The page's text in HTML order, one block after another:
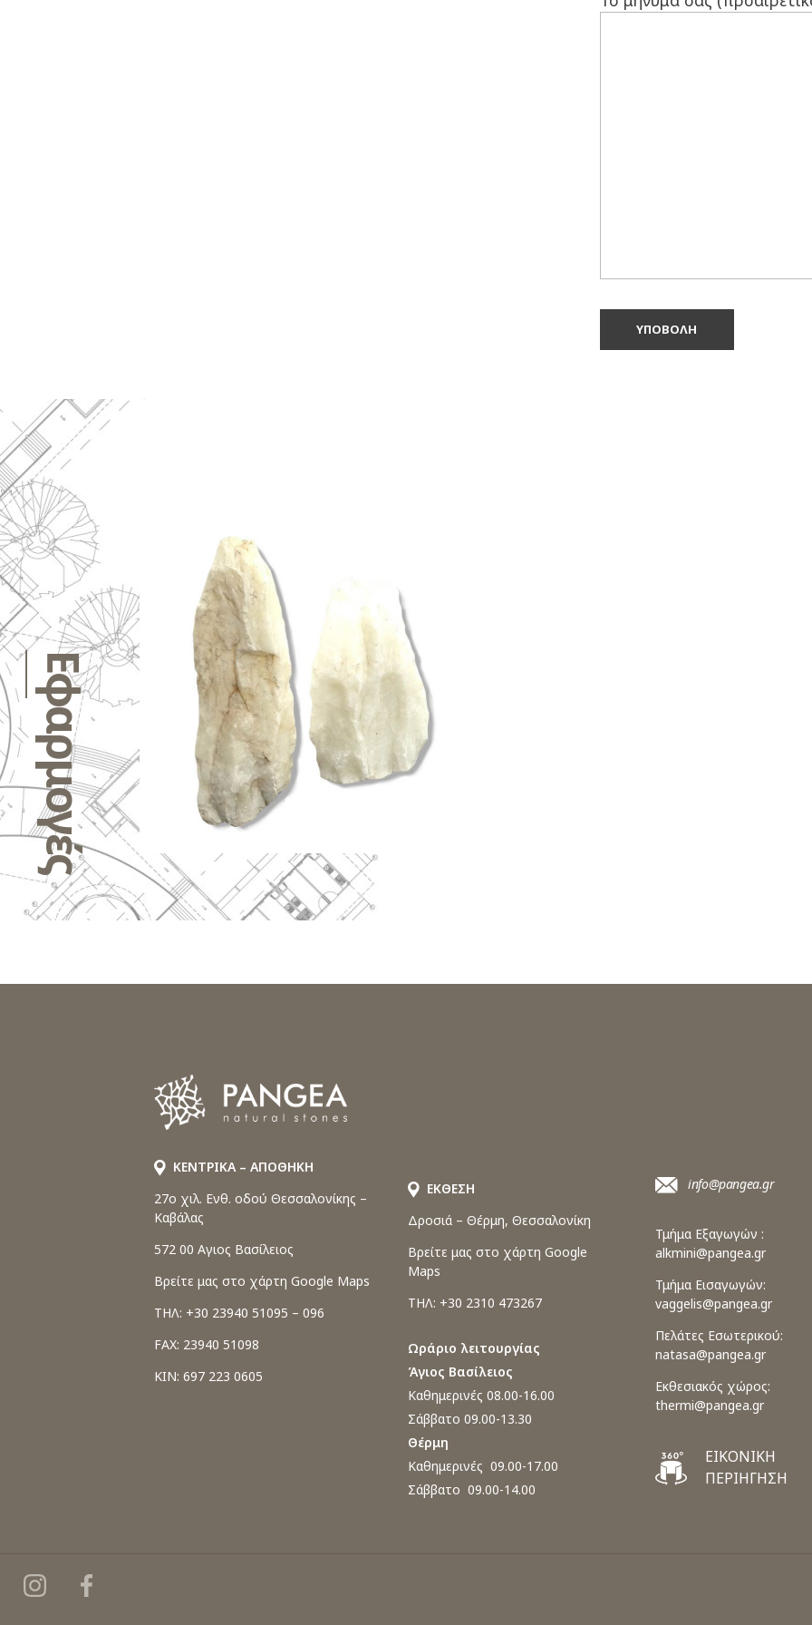
Εφαρμογές
ΚΕΝΤΡΙΚΑ – ΑΠΟΘΗΚΗ
27o χιλ. Ενθ. οδού Θεσσαλονίκης –
Καβάλας
572 00 Αγιος Βασίλειος
Βρείτε μας στο χάρτη Google Maps
ΤΗΛ: +30 23940 51095 – 096
FAX: 23940 51098
ΚΙΝ: 697 223 0605
ΕΚΘΕΣΗ
Δροσιά – Θέρμη, Θεσσαλονίκη
Βρείτε μας στο χάρτη Google
Maps
ΤΗΛ: +30 2310 473267
Ωράριο λειτουργίας
Άγιος Βασίλειος
Καθημερινές 08.00-16.00
Σάββατο 09.00-13.30
Θέρμη
Καθημερινές 09.00-17.00
Σάββατο 09.00-14.00
info@pangea.gr
Τμήμα Εξαγωγών :
alkmini@pangea.gr
Τμήμα Εισαγωγών:
vaggelis@pangea.gr
Πελάτες Εσωτερικού:
natasa@pangea.gr
Εκθεσιακός χώρος:
thermi@pangea.gr
ΕΙΚΟΝΙΚΗ
ΠΕΡΙΗΓΗΣΗ